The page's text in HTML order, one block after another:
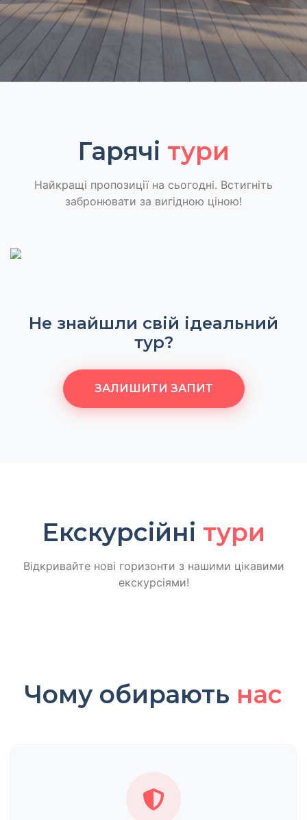
Гарячі тури
Найкращі пропозиції на сьогодні. Встигніть
забронювати за вигідною ціною!
Не знайшли свій ідеальний
тур?
ЗАЛИШИТИ ЗАПИТ
Екскурсійні тури
Відкривайте нові горизонти з нашими цікавими
екскурсіями!
Чому обирають нас